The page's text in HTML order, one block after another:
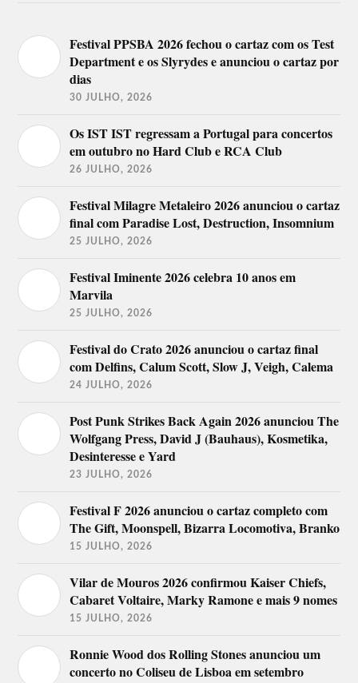
Festival PPSBA 2026 fechou o cartaz com os Test
Department e os Slyrydes e anunciou o cartaz por
dias
30 JULHO, 2026
Os IST IST regressam a Portugal para concertos
em outubro no Hard Club e RCA Club
26 JULHO, 2026
Festival Milagre Metaleiro 2026 anunciou o cartaz
final com Paradise Lost, Destruction, Insomnium
25 JULHO, 2026
Festival Iminente 2026 celebra 10 anos em
Marvila
25 JULHO, 2026
Festival do Crato 2026 anunciou o cartaz final
com Delfins, Calum Scott, Slow J, Veigh, Calema
24 JULHO, 2026
Post Punk Strikes Back Again 2026 anunciou The
Wolfgang Press, David J (Bauhaus), Kosmetika,
Desinteresse e Yard
23 JULHO, 2026
Festival F 2026 anunciou o cartaz completo com
The Gift, Moonspell, Bizarra Locomotiva, Branko
15 JULHO, 2026
Vilar de Mouros 2026 confirmou Kaiser Chiefs,
Cabaret Voltaire, Marky Ramone e mais 9 nomes
15 JULHO, 2026
Ronnie Wood dos Rolling Stones anunciou um
concerto no Coliseu de Lisboa em setembro